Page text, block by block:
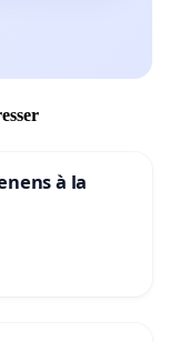
à la